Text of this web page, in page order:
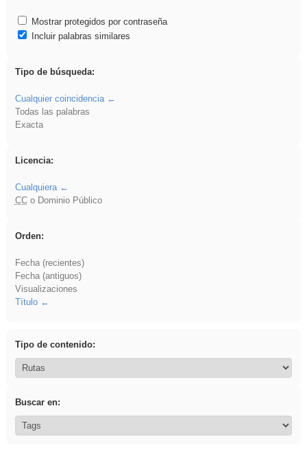
Mostrar protegidos por contraseña
Incluir palabras similares
Tipo de búsqueda:
Cualquier coincidencia
Todas las palabras
Exacta
Licencia:
Cualquiera
CCo Dominio Público
Orden:
Fecha (recientes)
Fecha (antiguos)
Visualizaciones
Título
Tipo de contenido:
Buscar en: